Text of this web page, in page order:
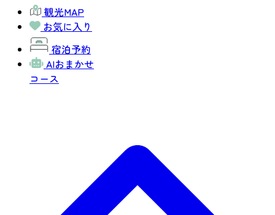
観光MAP
お気に入り
宿泊予約
AIおまかせ
コース